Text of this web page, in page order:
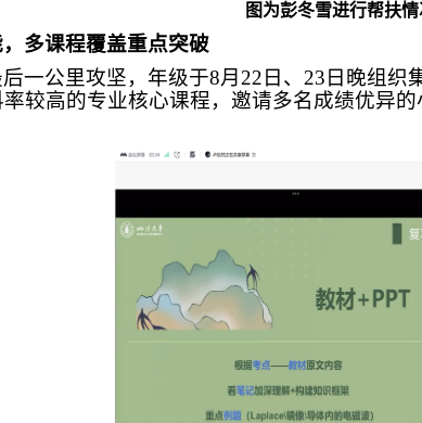
图为彭冬雪进行帮扶
多课程覆盖重点突破
一公里攻坚，年级于8月22日、23日晚组织
率较高的专业核心课程，邀请多名成绩优异